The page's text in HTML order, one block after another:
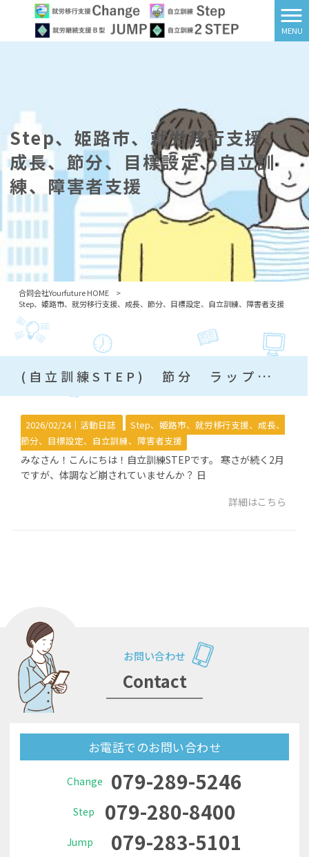
MENU
Step、姫路市、就労移行支援、
成長、節分、目標設定、自立訓
練、障害者支援
合同会社Yourfuture HOME
>
Step、姫路市、就労移行支援、成長、節分、目標設定、自立訓練、障害者支援
(自立訓練STEP) 節分 ラップ巻きずし
2026/02/24｜ 活動日誌
Step、姫路市、就労移行支援、成長、
節分、目標設定、自立訓練、障害者支援
みなさん！こんにちは！自立訓練STEPです。 寒さが続く2月
ですが、体調など崩されていませんか？ 日
詳細はこちら
お問い合わせ
Contact
お電話でのお問い合わせ
Change 079-289-5246
Step 079-280-8400
Jump 079-283-5101